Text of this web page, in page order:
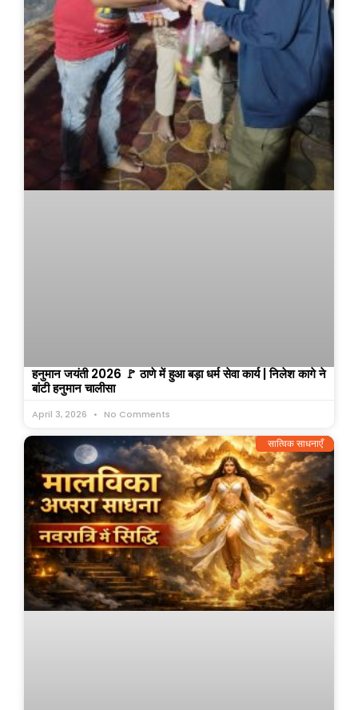
हनुमान जयंती 2026 🚩 ठाणे में हुआ बड़ा धर्म सेवा कार्य | निलेश कागे ने
बांटी हनुमान चालीसा
April 3, 2026 No Comments
सात्विक साधनाएँ